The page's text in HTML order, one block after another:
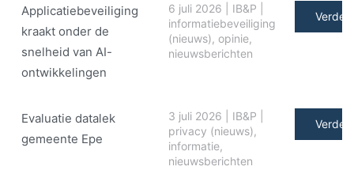
Applicatiebeveiliging
kraakt onder de
snelheid van AI-
ontwikkelingen
6 juli 2026 IB&P
informatiebeveiliging
(nieuws), opinie,
nieuwsberichten
Verder
Evaluatie datalek
gemeente Epe
3 juli 2026 IB&P
privacy (nieuws),
informatie,
nieuwsberichten
Verder